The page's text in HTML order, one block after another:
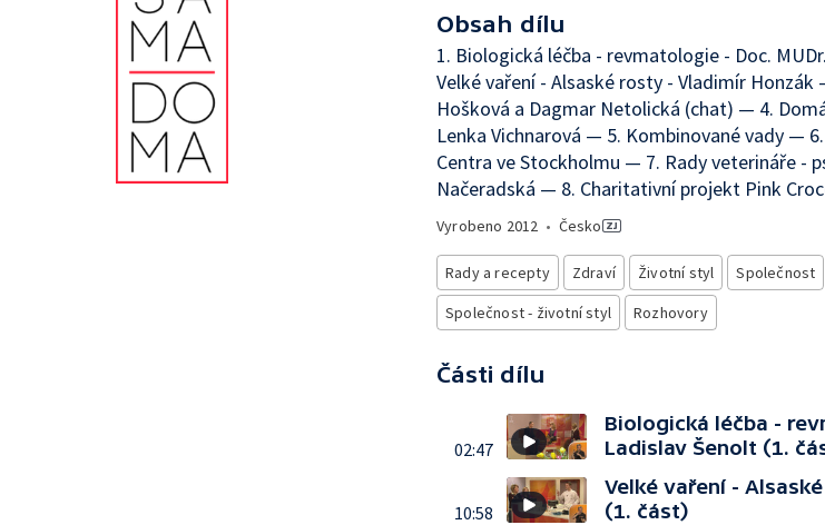
Obsah dílu
1. Biologická léčba - revmatologie - Doc.
Velké vaření - Alsaské rosty - Vladimír Honzák
Hošková a Dagmar Netolická (chat) — 4.
Lenka Vichnarová — 5. Kombinované vady —
Centra ve Stockholmu — 7. Rady veterináře -
Načeradská — 8. Charitativní projekt Pink
Vyrobeno 2012 • Česko
Rady a recepty Zdraví Životní styl Společnost
Společnost - životní styl
Rozhovory
Části dílu
02:47
Biologická léčba -
Ladislav Šenolt (1.
10:58
Velké vaření -
(1. část)